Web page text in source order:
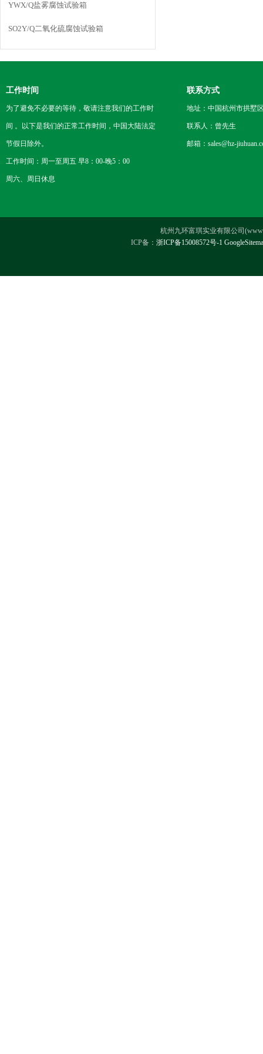
YWX/Q盐雾腐蚀试验箱
SO2Y/Q二氧化硫腐蚀试验箱
工作时间
为了避免不必要的等待，敬请注意我们的工作时
间 。以下是我们的正常工作时间，中国大陆法定
节假日除外。
工作时间：周一至周五 早8：00-晚5：00
周六、周日休息
联系方式
地址：中国杭州市拱墅
联系人：曾先生
邮箱：sales@hz-
杭州九环富琪实业有限公司
ICP备： 浙ICP备15008572号-1